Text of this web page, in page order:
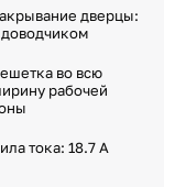
дверцы:
доводчиком
во всю
рабочей
тока: 18.7 A